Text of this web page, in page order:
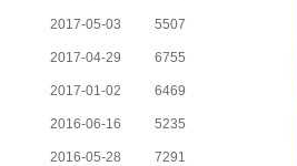
2017-05-03 5507
2017-04-29 6755
2017-01-02 6469
2016-06-16 5235
2016-05-28 7291